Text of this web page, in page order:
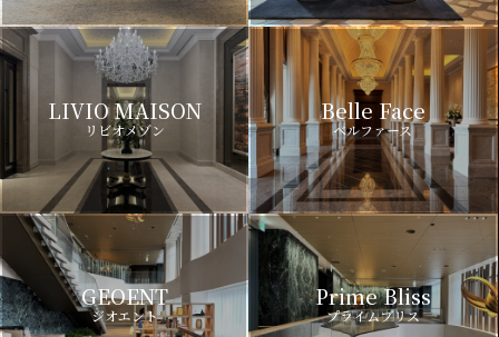
LIVIO MAISON
リビオメゾン
Belle Face
ベルファース
GEOENT
ジオエント
Prime Bliss
プライムブリス